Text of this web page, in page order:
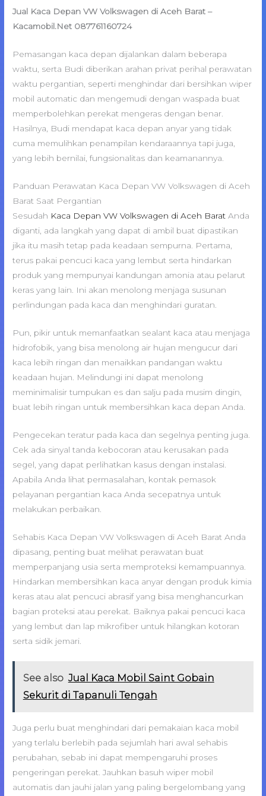
Jual Kaca Depan VW Volkswagen di Aceh Barat –
Kacamobil.Net 087761160724
Pemasangan kaca depan dijalankan dalam beberapa
waktu, serta Budi diberikan arahan privat perihal perawatan
waktu pergantian, seperti menghindar dari bersihkan wiper
mobil automatic dan mengemudi dengan waspada buat
memperbolehkan perekat mengeras dengan benar.
Hasilnya, Budi mendapat kaca depan anyar yang tidak
cuma memulihkan penampilan kendaraannya tapi juga,
yang lebih bernilai, fungsionalitas dan keamanannya.
Panduan Perawatan Kaca Depan VW Volkswagen di Aceh
Barat Saat Pergantian
Sesudah Kaca Depan VW Volkswagen di Aceh Barat Anda
diganti, ada langkah yang dapat di ambil buat dipastikan
jika itu masih tetap pada keadaan sempurna. Pertama,
terus pakai pencuci kaca yang lembut serta hindarkan
produk yang mempunyai kandungan amonia atau pelarut
keras yang lain. Ini akan menolong menjaga susunan
perlindungan pada kaca dan menghindari guratan.
Pun, pikir untuk memanfaatkan sealant kaca atau menjaga
hidrofobik, yang bisa menolong air hujan mengucur dari
kaca lebih ringan dan menaikkan pandangan waktu
keadaan hujan. Melindungi ini dapat menolong
meminimalisir tumpukan es dan salju pada musim dingin,
buat lebih ringan untuk membersihkan kaca depan Anda.
Pengecekan teratur pada kaca dan segelnya penting juga.
Cek ada sinyal tanda kebocoran atau kerusakan pada
segel, yang dapat perlihatkan kasus dengan instalasi.
Apabila Anda lihat permasalahan, kontak pemasok
pelayanan pergantian kaca Anda secepatnya untuk
melakukan perbaikan.
Sehabis Kaca Depan VW Volkswagen di Aceh Barat Anda
dipasang, penting buat melihat perawatan buat
memperpanjang usia serta memproteksi kemampuannya.
Hindarkan membersihkan kaca anyar dengan produk kimia
keras atau alat pencuci abrasif yang bisa menghancurkan
bagian proteksi atau perekat. Baiknya pakai pencuci kaca
yang lembut dan lap mikrofiber untuk hilangkan kotoran
serta sidik jemari.
See also Jual Kaca Mobil Saint Gobain
Sekurit di Tapanuli Tengah
Juga perlu buat menghindari dari pemakaian kaca mobil
yang terlalu berlebih pada sejumlah hari awal sehabis
perubahan, sebab ini dapat mempengaruhi proses
pengeringan perekat. Jauhkan basuh wiper mobil
automatis dan jauhi jalan yang paling bergelombang yang